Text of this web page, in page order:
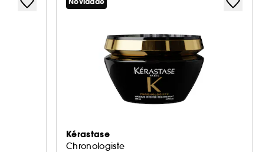
Kérastase
Chronologiste